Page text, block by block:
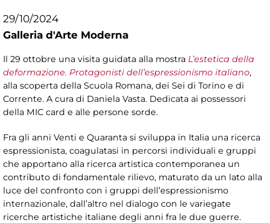
29/10/2024
Galleria d'Arte Moderna
Il 29 ottobre una visita guidata alla mostra L’estetica della
deformazione. Protagonisti dell’espressionismo italiano,
alla scoperta della Scuola Romana, dei Sei di Torino e di
Corrente. A cura di Daniela Vasta. Dedicata ai possessori
della MIC card e alle persone sorde.
Fra gli anni Venti e Quaranta si sviluppa in Italia una ricerca
espressionista, coagulatasi in percorsi individuali e gruppi
che apportano alla ricerca artistica contemporanea un
contributo di fondamentale rilievo, maturato da un lato alla
luce del confronto con i gruppi dell’espressionismo
internazionale, dall’altro nel dialogo con le variegate
ricerche artistiche italiane degli anni fra le due guerre.